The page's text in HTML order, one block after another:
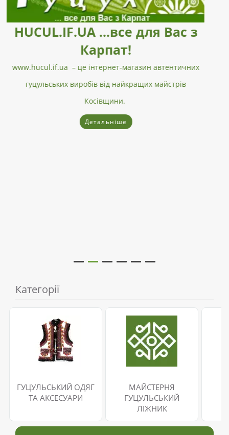
Гуцульський одяг
Гуцульський одяг–це повний комплект одягу, що
включає: натільний одяг, плечовий одяг, поясний одяг,
верхній жіночий та чоловічий одяг, доповнення до
одягу, головні убори.
Детальніше
Категорії
ГУЦУЛЬСЬКИЙ ОДЯГ
ТА АКСЕСУАРИ
МАЙСТЕРНЯ
ГУЦУЛЬСЬКИЙ
ЛІЖНИК